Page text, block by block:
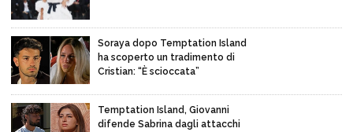
Soraya dopo Temptation Island
ha scoperto un tradimento di
Cristian: “È scioccata”
Temptation Island, Giovanni
difende Sabrina dagli attacchi